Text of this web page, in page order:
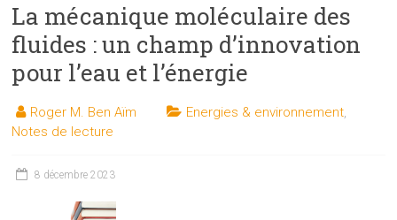
La mécanique moléculaire des
fluides : un champ d’innovation
pour l’eau et l’énergie
Roger M. Ben Aïm Energies & environnement,
Notes de lecture
8 décembre 2023